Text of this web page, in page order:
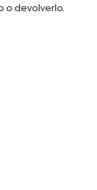
o devolverlo.